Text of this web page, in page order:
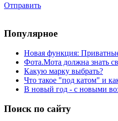
Отправить
Популярное
Новая функция:
Фота.Мота должна знать
Какую марку выбрать?
Что такое "под катом" и
В новый год - с новыми
Поиск по сайту